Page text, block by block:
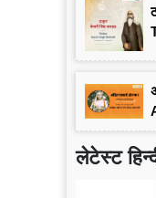
लेटेस्ट